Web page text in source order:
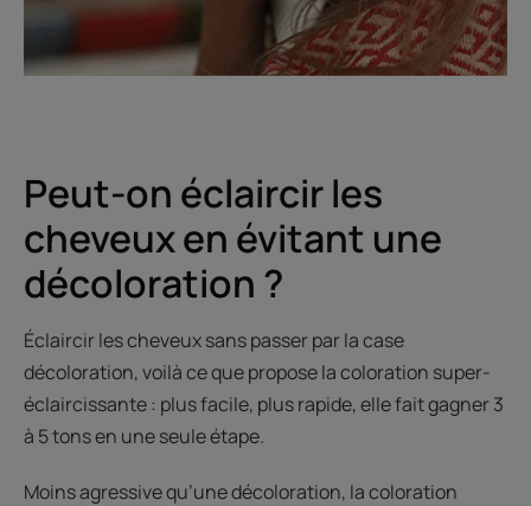
Peut-on éclaircir les
cheveux en évitant une
décoloration ?
Éclaircir les cheveux sans passer par la case
décoloration, voilà ce que propose la coloration super-
éclaircissante : plus facile, plus rapide, elle fait gagner 3
à 5 tons en une seule étape.
Moins agressive qu’une décoloration, la coloration